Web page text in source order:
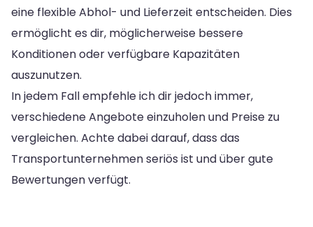
eine flexible Abhol- und Lieferzeit entscheiden. Dies
ermöglicht es dir, möglicherweise bessere
Konditionen oder verfügbare Kapazitäten
auszunutzen.
In jedem Fall empfehle ich dir jedoch immer,
verschiedene Angebote einzuholen und Preise zu
vergleichen. Achte dabei darauf, dass das
Transportunternehmen seriös ist und über gute
Bewertungen verfügt.